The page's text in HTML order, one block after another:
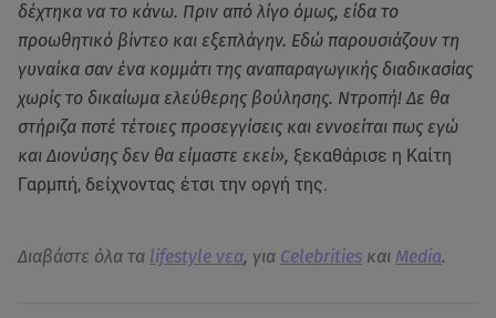
δέχτηκα να το κάνω. Πριν από λίγο όμως, είδα το
προωθητικό βίντεο και εξεπλάγην. Εδώ παρουσιάζουν τη
γυναίκα σαν ένα κομμάτι της αναπαραγωγικής διαδικασίας
χωρίς το δικαίωμα ελεύθερης βούλησης. Ντροπή! Δε θα
στήριζα ποτέ τέτοιες προσεγγίσεις και εννοείται πως εγώ
και Διονύσης δεν θα είμαστε εκεί», ξεκαθάρισε η Καίτη
Γαρμπή, δείχνοντας έτσι την οργή της.
Διαβάστε όλα τα lifestyle νεα, για Celebrities και Media.